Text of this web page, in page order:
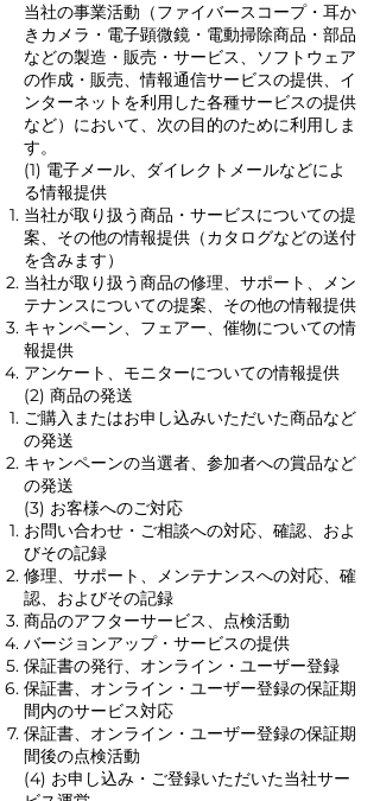
当社の事業活動（ファイバースコープ・耳か
きカメラ・電子顕微鏡・電動掃除商品・部品
などの製造・販売・サービス、ソフトウェア
の作成・販売、情報通信サービスの提供、イ
ンターネットを利用した各種サービスの提供
など）において、次の目的のために利用しま
す。
(1) 電子メール、ダイレクトメールなどによ
る情報提供
当社が取り扱う商品・サービスについての提
案、その他の情報提供（カタログなどの送付
を含みます）
当社が取り扱う商品の修理、サポート、メン
テナンスについての提案、その他の情報提供
キャンペーン、フェアー、催物についての情
報提供
アンケート、モニターについての情報提供
(2) 商品の発送
ご購入またはお申し込みいただいた商品など
の発送
キャンペーンの当選者、参加者への賞品など
の発送
(3) お客様へのご対応
お問い合わせ・ご相談への対応、確認、およ
びその記録
修理、サポート、メンテナンスへの対応、確
認、およびその記録
商品のアフターサービス、点検活動
バージョンアップ・サービスの提供
保証書の発行、オンライン・ユーザー登録
保証書、オンライン・ユーザー登録の保証期
間内のサービス対応
保証書、オンライン・ユーザー登録の保証期
間後の点検活動
(4) お申し込み・ご登録いただいた当社サー